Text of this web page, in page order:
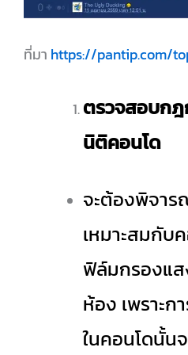
ที่มา https://pantip.com/
ตรวจสอบก
นิติคอนโด
จะต้องพิจา
เหมาะสมกับ
ฟิล์มกรองแ
ห้อง เพราะ
ในคอนโดนั้น